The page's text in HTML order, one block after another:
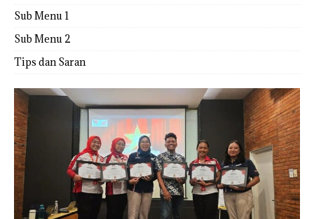
Sub Menu 1
Sub Menu 2
Tips dan Saran